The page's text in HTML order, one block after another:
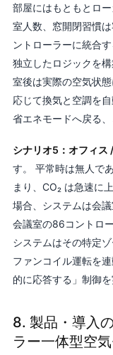
部屋にはもともとロ
室人数、窓開閉習慣
ントローラーに統合
独立したロジックを
室後は実際の空気状
応じて換気と空調を
省エネモードへ戻る、
シナリオ5：オフィス /
す。 平常時は無人で
まり、CO₂ は急速に
場合、システムは会
会議室の86コントロ
システムはその特定
ファンコイル運転を
的に応答する」制御を
8. 製品・導入
ラー一体型空